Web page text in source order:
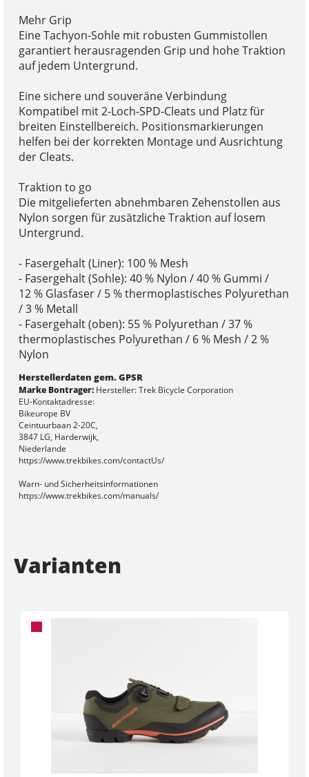
Mehr Grip
Eine Tachyon-Sohle mit robusten Gummistollen
garantiert herausragenden Grip und hohe Traktion
auf jedem Untergrund.
Eine sichere und souveräne Verbindung
Kompatibel mit 2-Loch-SPD-Cleats und Platz für
breiten Einstellbereich. Positionsmarkierungen
helfen bei der korrekten Montage und Ausrichtung
der Cleats.
Traktion to go
Die mitgelieferten abnehmbaren Zehenstollen aus
Nylon sorgen für zusätzliche Traktion auf losem
Untergrund.
- Fasergehalt (Liner): 100 % Mesh
- Fasergehalt (Sohle): 40 % Nylon / 40 % Gummi /
12 % Glasfaser / 5 % thermoplastisches Polyurethan
/ 3 % Metall
- Fasergehalt (oben): 55 % Polyurethan / 37 %
thermoplastisches Polyurethan / 6 % Mesh / 2 %
Nylon
Herstellerdaten gem. GPSR
Marke Bontrager:Hersteller: Trek Bicycle Corporation
EU-Kontaktadresse:
Bikeurope BV
Ceintuurbaan 2-20C,
3847 LG, Harderwijk,
Niederlande
https://www.trekbikes.com/contactUs/
Warn- und Sicherheitsinformationen
https://www.trekbikes.com/manuals/
Varianten